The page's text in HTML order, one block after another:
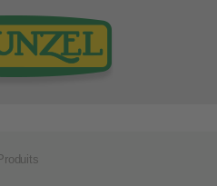
Produits